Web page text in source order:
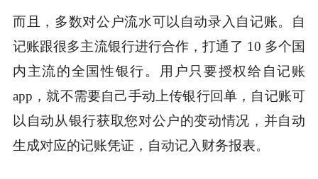
而且，多数对公户流水可以自动录入自记账。自
记账跟很多主流银行进行合作，打通了 10 多个国
内主流的全国性银行。用户只要授权给自记账
app，就不需要自己手动上传银行回单，自记账可
以自动从银行获取您对公户的变动情况，并自动
生成对应的记账凭证，自动记入财务报表。